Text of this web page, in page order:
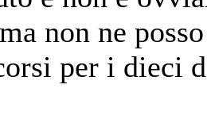
non ne
per i dieci